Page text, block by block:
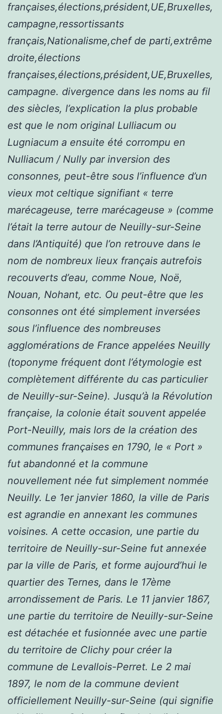
françaises,élections,président,UE,Bruxelles,
campagne,ressortissants
français,Nationalisme,chef de parti,extrême
droite,élections
françaises,élections,président,UE,Bruxelles,
campagne. divergence dans les noms au fil
des siècles, l’explication la plus probable
est que le nom original Lulliacum ou
Lugniacum a ensuite été corrompu en
Nulliacum / Nully par inversion des
consonnes, peut-être sous l’influence d’un
vieux mot celtique signifiant « terre
marécageuse, terre marécageuse » (comme
l’était la terre autour de Neuilly-sur-Seine
dans l’Antiquité) que l’on retrouve dans le
nom de nombreux lieux français autrefois
recouverts d’eau, comme Noue, Noë,
Nouan, Nohant, etc. Ou peut-être que les
consonnes ont été simplement inversées
sous l’influence des nombreuses
agglomérations de France appelées Neuilly
(toponyme fréquent dont l’étymologie est
complètement différente du cas particulier
de Neuilly-sur-Seine). Jusqu’à la Révolution
française, la colonie était souvent appelée
Port-Neuilly, mais lors de la création des
communes françaises en 1790, le « Port »
fut abandonné et la commune
nouvellement née fut simplement nommée
Neuilly. Le 1er janvier 1860, la ville de Paris
est agrandie en annexant les communes
voisines. A cette occasion, une partie du
territoire de Neuilly-sur-Seine fut annexée
par la ville de Paris, et forme aujourd’hui le
quartier des Ternes, dans le 17ème
arrondissement de Paris. Le 11 janvier 1867,
une partie du territoire de Neuilly-sur-Seine
est détachée et fusionnée avec une partie
du territoire de Clichy pour créer la
commune de Levallois-Perret. Le 2 mai
1897, le nom de la commune devient
officiellement Neuilly-sur-Seine (qui signifie